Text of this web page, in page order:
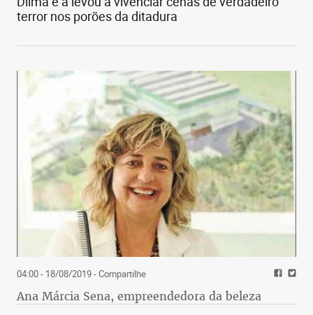
terror nos porões da ditadura
04:00 - 18/08/2019- Compartilhe
Ana Márcia Sena, empreendedora da beleza